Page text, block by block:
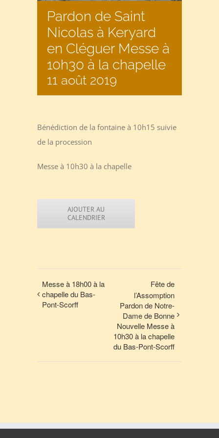
Pardon de Saint
Nicolas à Keryard
en Cléguer Messe à
10h30 à la chapelle
11 août 2019
Bénédiction de la fontaine à 10h15 suivie
de la procession
Messe à 10h30 à la chapelle
AJOUTER AU
CALENDRIER
Messe à 18h00 à la
chapelle du Bas-
Pont-Scorff
Fête de
l’Assomption
Pardon de Notre-
Dame de Bonne
Nouvelle Messe à
10h30 à la chapelle
du Bas-Pont-Scorff